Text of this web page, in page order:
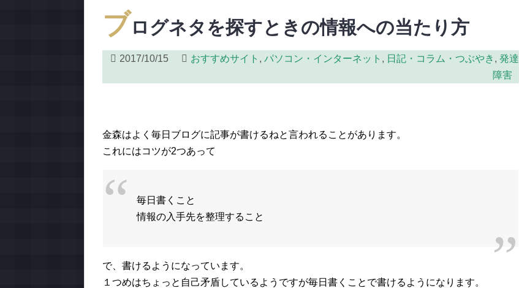
ブログネタを探すときの情報への当たり方
2017/10/15 おすすめサイト , パソコン・インターネット , 日記・コラム・つぶやき , 発達
障害
金森はよく毎日ブログに記事が書けるねと言われることがあります。
これにはコツが2つあって
毎日書くこと
情報の入手先を整理すること
で、書けるようになっています。
１つめはちょっと自己矛盾しているようですが毎日書くことで書けるようになります。